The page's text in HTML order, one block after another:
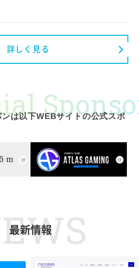
詳しく見る
は以下WEBサイトの公式スポ
最新情報